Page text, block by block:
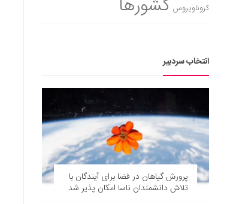
کروناویروس کشورها
انتخاب سردبیر
پرورش گیاهان در فضا برای آیندگان با
تلاش دانشمندان ناسا امکان پذیر شد